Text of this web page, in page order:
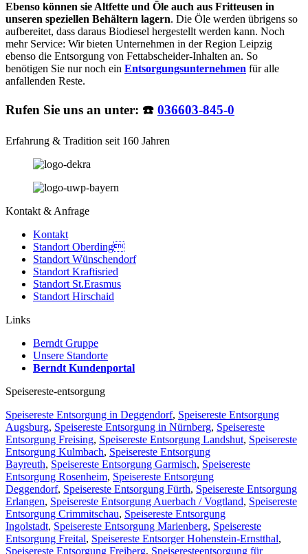
Ebenso können sie Altfette und Öle auch aus Fritteusen in
unseren speziellen Behältern lagern. Die Öle werden übrigens so
aufbereitet, dass daraus Biodiesel hergestellt werden kann. Noch
mehr Service: Wir bieten Unternehmen in der Region Leipzig
ebenso die Entsorgung von Fettabscheider-Inhalten an. So
benötigen Sie nur noch ein Entsorgungsunternehmen für alle
anfallenden Reste.
Rufen Sie uns an unter: ☎️ 036603-845-0
Erfahrung & Tradition seit 160 Jahren
Kontakt & Anfrage
Kontakt
Standort Oberding
Standort Wünschendorf
Standort Kraftisried
Standort St.Erasmus
Standort Hirschaid
Links
Berndt Gruppe
Unsere Standorte
Berndt Kundenportal
Speisereste-entsorgung
Speisereste Entsorgung in Deggendorf, Speisereste Entsorgung
Augsburg, Speisereste Entsorgung in Nürnberg, Speisereste
Entsorgung Freising, Speisereste Entsorgung Landshut, Speisereste
Entsorgung Kulmbach, Speisereste Entsorgung
Bayreuth, Speisereste Entsorgung Garmisch, Speisereste
Entsorgung Rosenheim, Speisereste Entsorgung
Deggendorf, Speisereste Entsorgung Fürth, Speisereste Entsorgung
Erlangen, Speisereste Entsorgung Auerbach / Vogtland, Speisereste
Entsorgung Crimmitschau, Speisereste Entsorgung
Ingolstadt, Speisereste Entsorgung Marienberg, Speisereste
Entsorgung Freital, Speisereste Entsorger Hohenstein-Ernstthal,
Speisereste Entsorgung Freiberg, Speiseresteentsorgung für